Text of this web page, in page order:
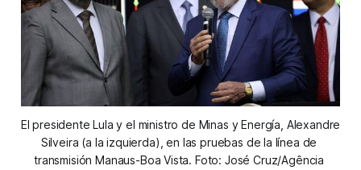
El presidente Lula y el ministro de Minas y Energía, Alexandre
Silveira (a la izquierda), en las pruebas de la línea de
transmisión Manaus-Boa Vista. Foto: José Cruz/Agência